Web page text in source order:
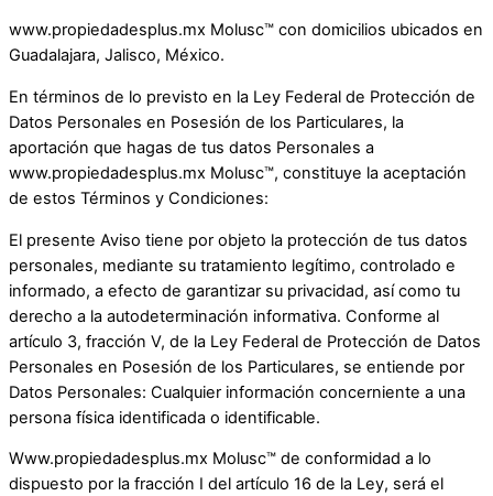
www.propiedadesplus.mx Molusc™ con domicilios ubicados en
Guadalajara, Jalisco, México.
En términos de lo previsto en la Ley Federal de Protección de
Datos Personales en Posesión de los Particulares, la
aportación que hagas de tus datos Personales a
www.propiedadesplus.mx Molusc™, constituye la aceptación
de estos Términos y Condiciones:
El presente Aviso tiene por objeto la protección de tus datos
personales, mediante su tratamiento legítimo, controlado e
informado, a efecto de garantizar su privacidad, así como tu
derecho a la autodeterminación informativa. Conforme al
artículo 3, fracción V, de la Ley Federal de Protección de Datos
Personales en Posesión de los Particulares, se entiende por
Datos Personales: Cualquier información concerniente a una
persona física identificada o identificable.
Www.propiedadesplus.mx Molusc™ de conformidad a lo
dispuesto por la fracción I del artículo 16 de la Ley, será el